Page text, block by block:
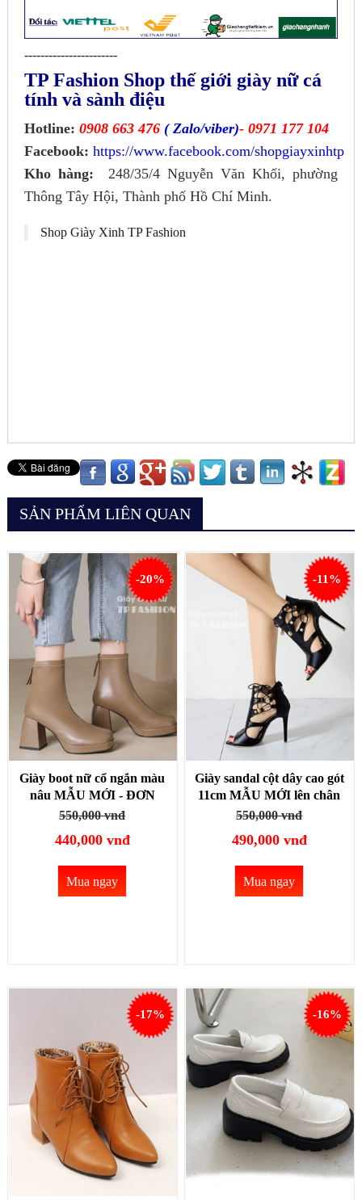
-----------------------
TP Fashion Shop thế giới giày nữ cá
tính và sành điệu
Hotline: 0908 663 476 ( Zalo/viber)- 0971 177 104
Facebook: https://www.facebook.com/shopgiayxinhtp
Kho hàng: 248/35/4 Nguyễn Văn Khối, phường
Thông Tây Hội, Thành phố Hồ Chí Minh.
Shop Giày Xinh TP Fashion
SẢN PHẨM LIÊN QUAN
Giày boot nữ cổ ngắn màu
nâu MẪU MỚI - ĐƠN
GIẢN đế cong cao 8cm
550,000 vnđ
440,000 vnđ
Mua ngay
-20%
Giày sandal cột dây cao gót
11cm MẪU MỚI lên chân
TÔN DÁNG, HIỆN ĐẠI
550,000 vnđ
490,000 vnđ
Mua ngay
-11%
-17% -16%